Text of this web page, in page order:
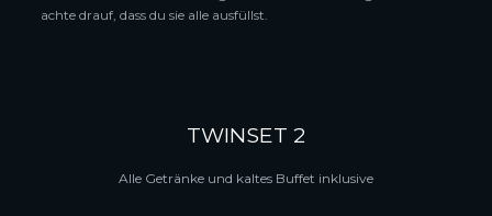
achte drauf, dass du sie alle ausfüllst.
TWINSET 2
Alle Getränke und kaltes Buffet inklusive